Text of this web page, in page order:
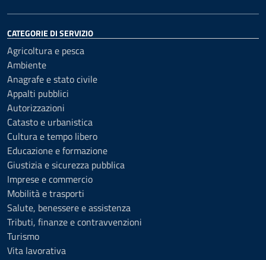
CATEGORIE DI SERVIZIO
Agricoltura e pesca
Ambiente
Anagrafe e stato civile
Appalti pubblici
Autorizzazioni
Catasto e urbanistica
Cultura e tempo libero
Educazione e formazione
Giustizia e sicurezza pubblica
Imprese e commercio
Mobilità e trasporti
Salute, benessere e assistenza
Tributi, finanze e contravvenzioni
Turismo
Vita lavorativa